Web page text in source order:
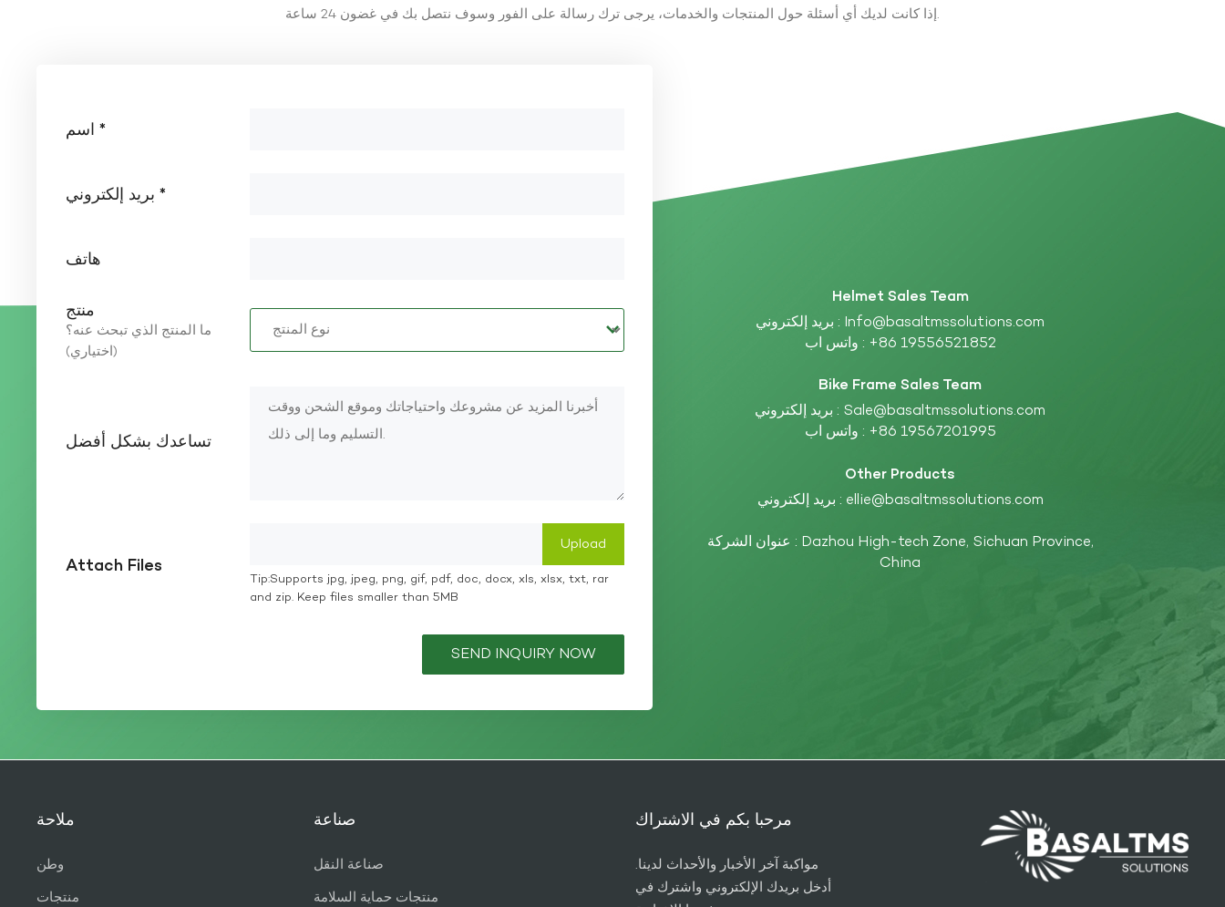
إذا كانت لديك أي أسئلة حول المنتجات والخدمات، يرجى ترك رسالة على الفور وسوف نتصل بك في غضون 24 ساعة.
اسم *
بريد إلكتروني *
هاتف
منتج
ما المنتج الذي تبحث عنه؟
(اختياري)
تساعدك بشكل أفضل
Attach Files
Tip:Supports jpg, jpeg, png, gif, pdf, doc, docx, xls, xlsx, txt, rar
and zip. Keep files smaller than 5MB
SEND INQUIRY NOW
Helmet Sales Team
بريد إلكتروني : Info@basaltmssolutions.com
واتس اب : +86 19556521852
Bike Frame Sales Team
بريد إلكتروني : Sale@basaltmssolutions.com
واتس اب : +86 19567201995
Other Products
بريد إلكتروني : ellie@basaltmssolutions.com
عنوان الشركة : Dazhou High-tech Zone, Sichuan Province,
China
ملاحة
وطن
منتجات
صناعة
صناعة النقل
منتجات حماية السلامة
مرحبا بكم في الاشتراك
مواكبة آخر الأخبار والأحداث لدينا.
أدخل بريدك الإلكتروني واشترك في